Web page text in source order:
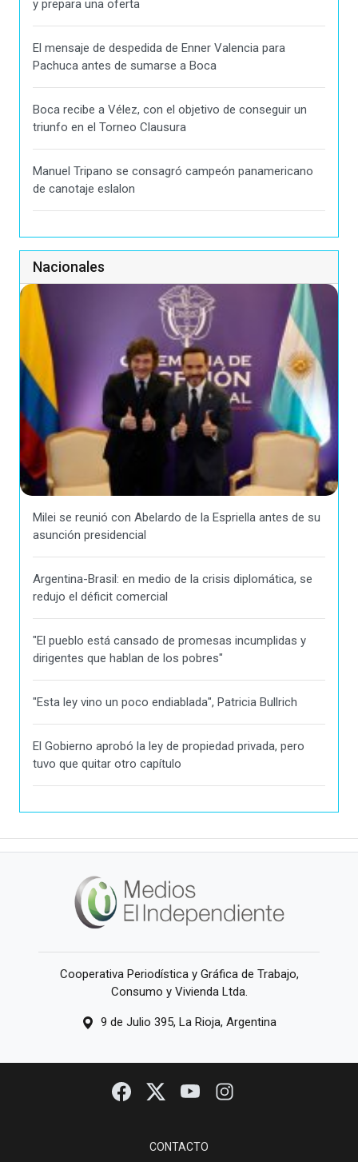
y prepara una oferta
El mensaje de despedida de Enner Valencia para
Pachuca antes de sumarse a Boca
Boca recibe a Vélez, con el objetivo de conseguir un
triunfo en el Torneo Clausura
Manuel Tripano se consagró campeón panamericano
de canotaje eslalon
Nacionales
Milei se reunió con Abelardo de la Espriella antes de su
asunción presidencial
Argentina-Brasil: en medio de la crisis diplomática, se
redujo el déficit comercial
"El pueblo está cansado de promesas incumplidas y
dirigentes que hablan de los pobres"
"Esta ley vino un poco endiablada", Patricia Bullrich
El Gobierno aprobó la ley de propiedad privada, pero
tuvo que quitar otro capítulo
Cooperativa Periodística y Gráfica de Trabajo,
Consumo y Vivienda Ltda.
9 de Julio 395, La Rioja, Argentina
CONTACTO